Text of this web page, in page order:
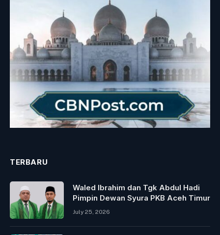
TERBARU
Waled Ibrahim dan Tgk Abdul Hadi
Pimpin Dewan Syura PKB Aceh Timur
July 25, 2026